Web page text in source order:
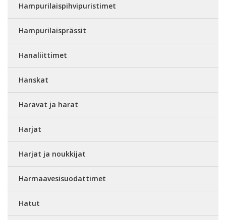
Hampurilaispihvipuristimet
Hampurilaisprässit
Hanaliittimet
Hanskat
Haravat ja harat
Harjat
Harjat ja noukkijat
Harmaavesisuodattimet
Hatut